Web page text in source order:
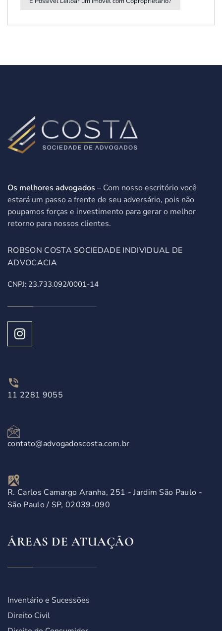
Os melhores advogados – Com nosso escritório você
estará um passo a frente de seu adversário, pois não
poupamos forças e investimento para gerar o melhor
retorno para nossos clientes.
ROBSON COSTA SOCIEDADE INDIVIDUAL DE
ADVOCACIA
CNPJ: 23.733.092/0001-14
11 2281 9055
contato@advogadoscosta.com.br
R. Carlos Camargo Aranha, 251 - Jardim São Paulo -
São Paulo / SP, 02039-090
ÁREAS DE ATUAÇÃO
Inventário e Sucessões
Direito Civil